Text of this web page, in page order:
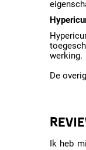
werking.
De
Ik heb